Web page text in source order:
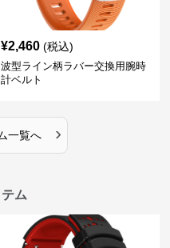
¥2,460 (税込)
波型ライン柄ラバー交換用腕時
計ベルト
一覧へ ›
ム